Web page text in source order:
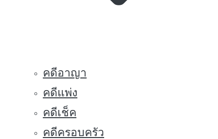
คดีอาญา
คดีแพ่ง
คดีเช็ค
คดีครอบครัว